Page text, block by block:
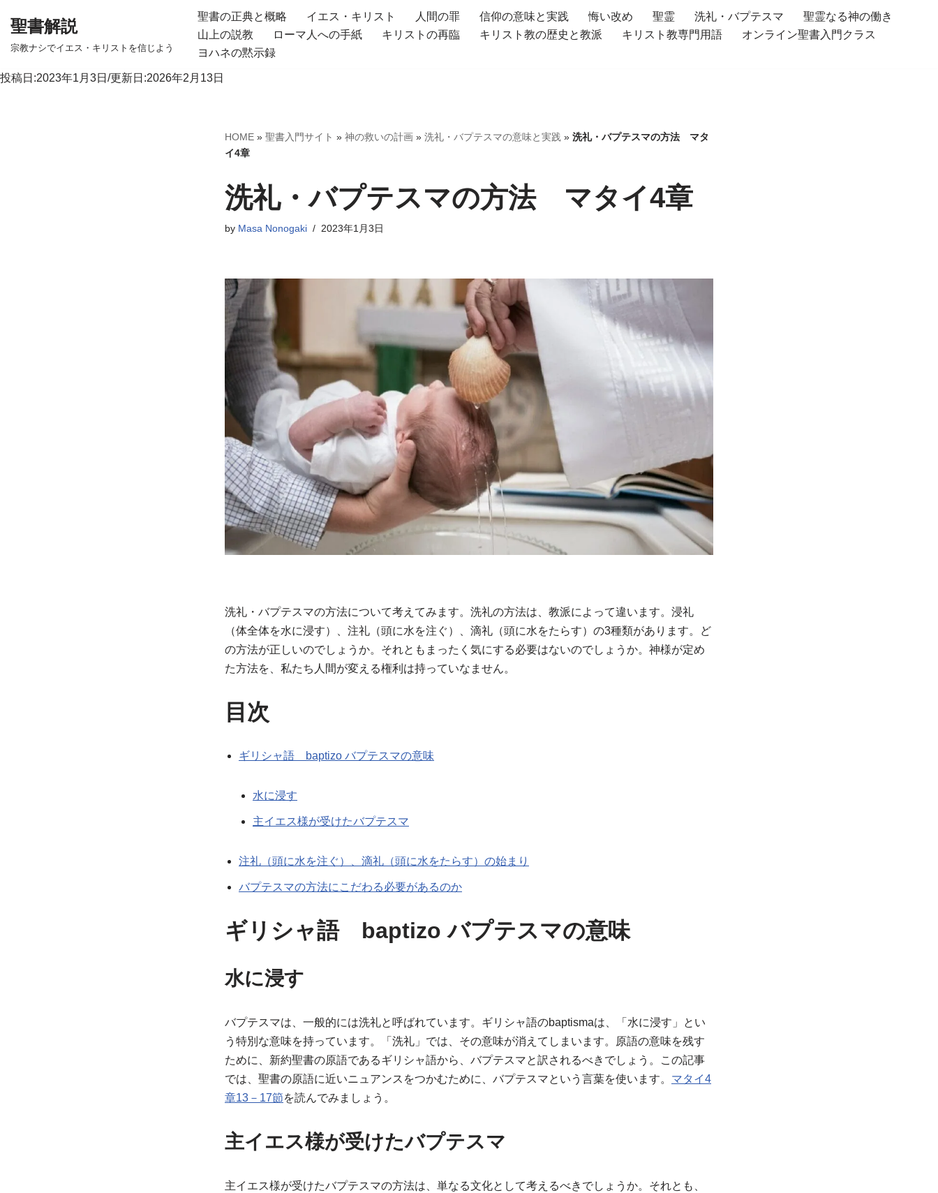
テ
聖書解説
宗教ナシでイエス・キリストを信じよう
聖書の正典と概略 イエス・キリスト 人間の罪 信仰の意味と実践 悔い改め 聖霊 洗礼・バプテスマ
聖霊なる神の働き
山上の説教
ローマ人への手紙 キリストの再臨 キリスト教の歴史と教派 キリスト教専門用語
オンライン聖書入門クラス
ヨハネの黙示録
投稿日:2023年1月3日/更新日:2026年2月13日
HOME » 聖書入門サイト » 神の救いの計画 » 洗礼・バプテスマの意味と実践 » 洗礼・バプテスマの方法 マタ
イ4章
洗礼・バプテスマの方法 マタイ4章
by Masa Nonogaki 2023年1月3日
洗礼・バプテスマの方法について考えてみます。洗礼の方法は、教派によって違います。浸礼
（体全体を水に浸す）、注礼（頭に水を注ぐ）、滴礼（頭に水をたらす）の3種類があります。ど
の方法が正しいのでしょうか。それともまったく気にする必要はないのでしょうか。神様が定め
た方法を、私たち人間が変える権利は持っていなません。
目次
ギリシャ語 baptizo バプテスマの意味
水に浸す
主イエス様が受けたバプテスマ
注礼（頭に水を注ぐ）、滴礼（頭に水をたらす）の始まり
バプテスマの方法にこだわる必要があるのか
ギリシャ語 baptizo バプテスマの意味
水に浸す
バプテスマは、一般的には洗礼と呼ばれています。ギリシャ語のbaptismaは、「水に浸す」とい
う特別な意味を持っています。「洗礼」では、その意味が消えてしまいます。原語の意味を残す
ために、新約聖書の原語であるギリシャ語から、バプテスマと訳されるべきでしょう。この記事
では、聖書の原語に近いニュアンスをつかむために、バプテスマという言葉を使います。 マタイ4
章13－17節を読んでみましょう。
主イエス様が受けたバプテスマ
主イエス様が受けたバプテスマの方法は、単なる文化として考えるべきでしょうか。それとも、